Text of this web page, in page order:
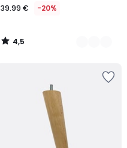
39.99 € -20%
4,5
/